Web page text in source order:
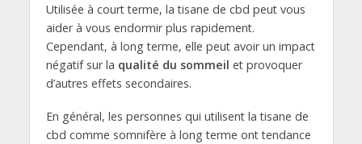
Utilisée à court terme, la tisane de cbd peut vous
aider à vous endormir plus rapidement.
Cependant, à long terme, elle peut avoir un impact
négatif sur la qualité du sommeil et provoquer
d’autres effets secondaires.
En général, les personnes qui utilisent la tisane de
cbd comme somnifère à long terme ont tendance